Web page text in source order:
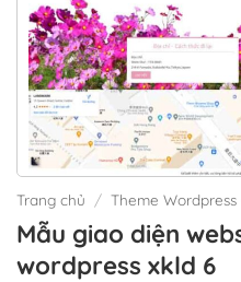
Trang chủ / Theme Wordpress
Mẫu giao diện
wordpress xkld 6